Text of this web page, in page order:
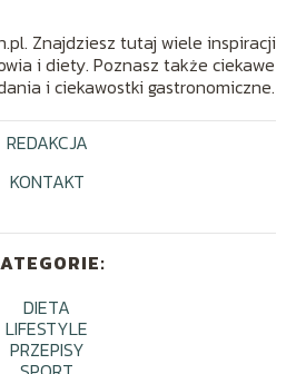
Znajdziesz tutaj wiele inspiracji
i diety. Poznasz także ciekawe
i ciekawostki gastronomiczne.
REDAKCJA
KONTAKT
DIETA
LIFESTYLE
PRZEPISY